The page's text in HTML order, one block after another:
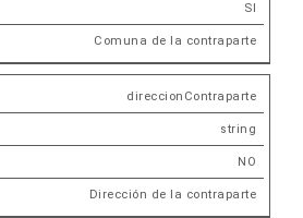
SI
Comuna de la contraparte
direccionContraparte
string
NO
Dirección de la contraparte